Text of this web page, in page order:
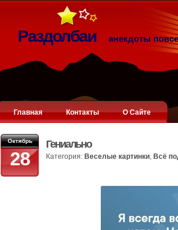
Раздолбаи анекдоты
Главная Контакты О Сайте
Октябрь
28
Гениально
Категория: Веселые картинки, Всё